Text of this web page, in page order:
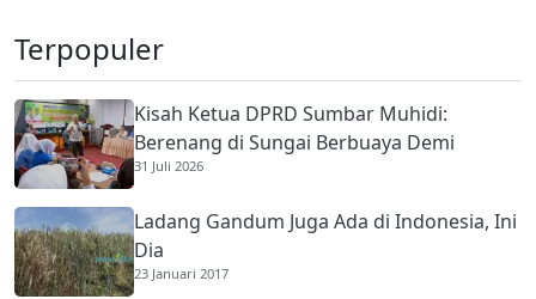
Terpopuler
Kisah Ketua DPRD Sumbar Muhidi:
Berenang di Sungai Berbuaya Demi
Membantu Ekonomi Orang Tua
31 Juli 2026
Ladang Gandum Juga Ada di Indonesia, Ini
Dia
23 Januari 2017